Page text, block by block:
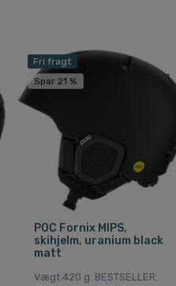
Fri fragt
Spar 21 %
POC Fornix MIPS,
skihjelm, uranium black
matt
Vægt 420 g. BESTSELLER.